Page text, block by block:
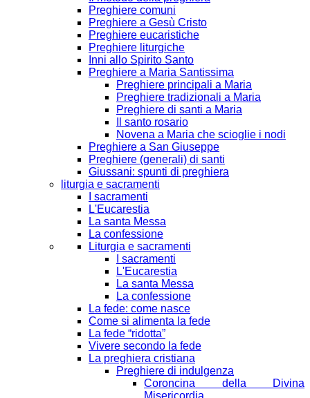
Preghiere comuni
Preghiere a Gesù Cristo
Preghiere eucaristiche
Preghiere liturgiche
Inni allo Spirito Santo
Preghiere a Maria Santissima
Preghiere principali a Maria
Preghiere tradizionali a Maria
Preghiere di santi a Maria
Il santo rosario
Novena a Maria che scioglie i nodi
Preghiere a San Giuseppe
Preghiere (generali) di santi
Giussani: spunti di preghiera
liturgia e sacramenti
I sacramenti
L'Eucarestia
La santa Messa
La confessione
Liturgia e sacramenti
I sacramenti
L'Eucarestia
La santa Messa
La confessione
La fede: come nasce
Come si alimenta la fede
La fede “ridotta”
Vivere secondo la fede
La preghiera cristiana
Preghiere di indulgenza
Coroncina della Divina
Misericordia